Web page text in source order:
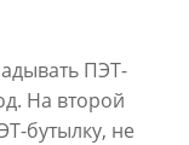
ПЭТ-
На второй
бутылку, не